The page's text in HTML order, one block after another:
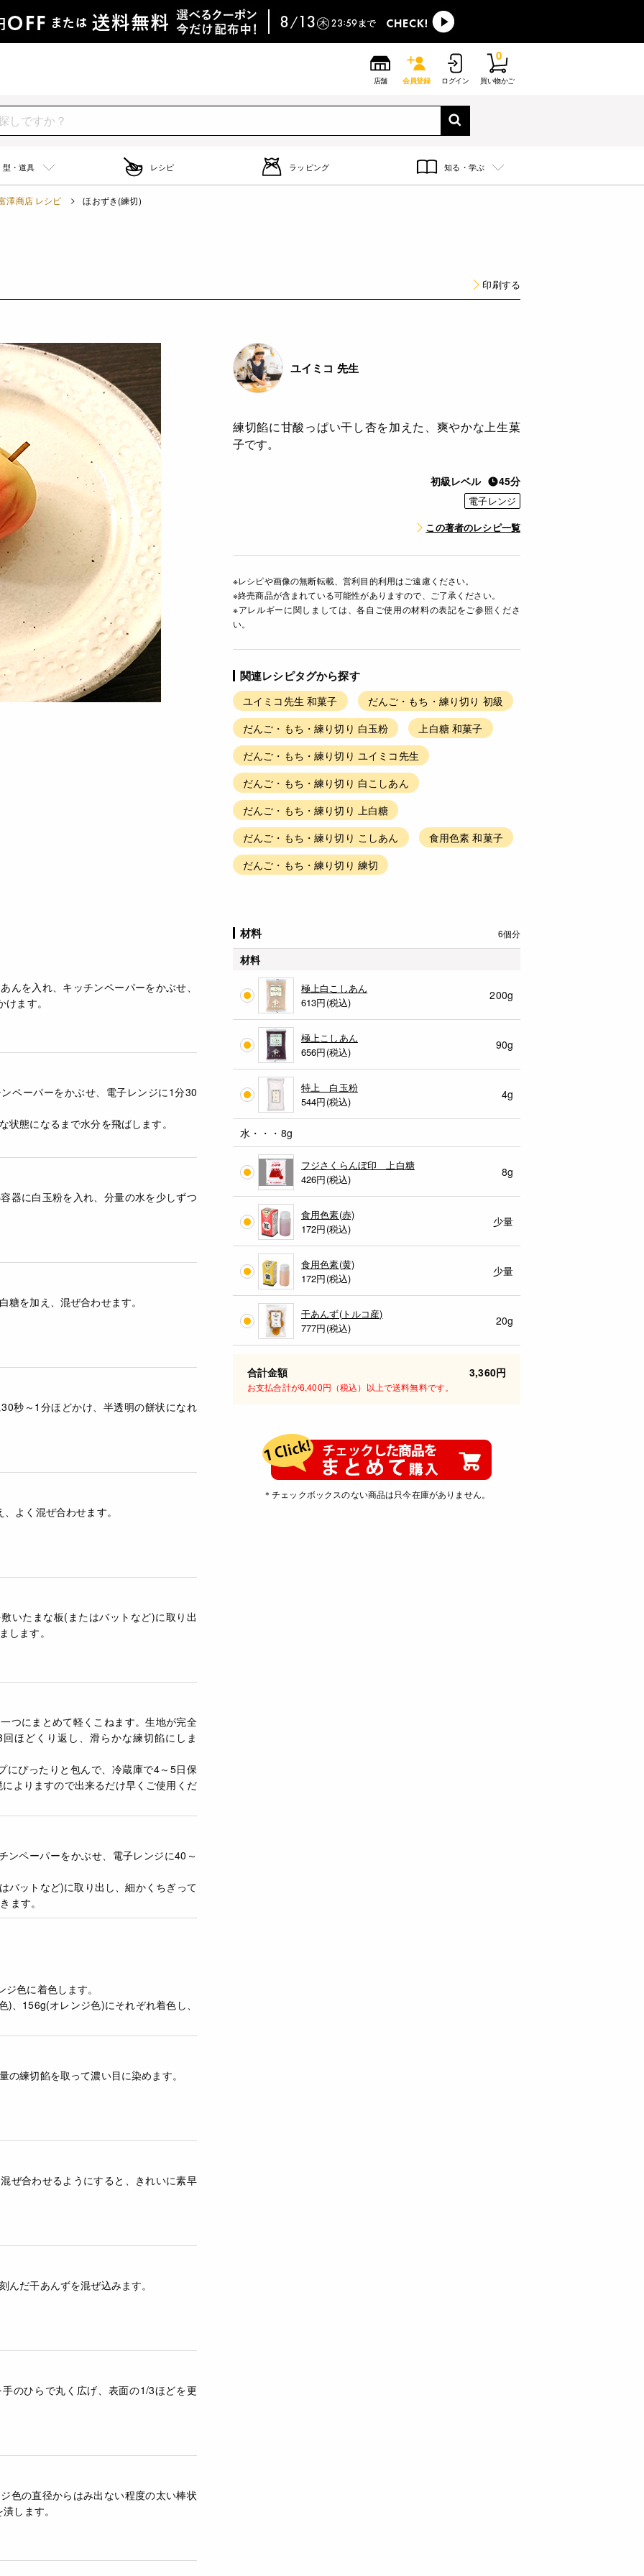
店舗 会員登録 ログイン 買い物かご
0
型・道具 レシピ ラッピング 知る・学ぶ
澤商店 レシピ ほおずき(練切)
印刷する
ユイミコ 先生
練切餡に甘酸っぱい干し杏を加えた、爽やかな上生菓
子です。
初級レベル 45分
電子レンジ
この著者のレシピ一覧
※レシピや画像の無断転載、営利目的利用はご遠慮ください。
※終売商品が含まれている可能性がありますので、ご了承ください。
※アレルギーに関しましては、各自ご使用の材料の表記をご参照くださ
い。
関連レシピタグから探す
ユイミコ先生 和菓子
だんご・もち・練り切り 初級
だんご・もち・練り切り 白玉粉
上白糖 和菓子
だんご・もち・練り切り ユイミコ先生
だんご・もち・練り切り 白こしあん
だんご・もち・練り切り 上白糖
だんご・もち・練り切り こしあん
食用色素 和菓子
だんご・もち・練り切り 練切
材料 6個分
材料
極上白こしあん
613円(税込)
200g
極上こしあん
656円(税込)
90g
特上 白玉粉
544円(税込)
4g
水・・・8g
フジさくらんぼ印 上白糖
426円(税込)
8g
食用色素(赤)
172円(税込)
少量
食用色素(黄)
172円(税込)
少量
干あんず(トルコ産)
777円(税込)
20g
合計金額 3,360円
お支払合計が6,400円（税込）以上で送料無料です。
＊チェックボックスのない商品は只今在庫がありません。
んを入れ、キッチンペーパーをかぶせ、
ます。
ペーパーをかぶせ、電子レンジに1分30
状態になるまで水分を飛ばします。
器に白玉粉を入れ、分量の水を少しずつ
糖を加え、混ぜ合わせます。
秒～1分ほどかけ、半透明の餅状になれ
よく混ぜ合わせます。
いたまな板(またはバットなど)に取り出
します。
つにまとめて軽くこねます。生地が完全
ほどくり返し、滑らかな練切餡にしま
にぴったりと包んで、冷蔵庫で4～5日保
よりますので出来るだけ早くご使用くだ
ンペーパーをかぶせ、電子レンジに40～
バットなど)に取り出し、細かくちぎって
ます。
色に着色します。
、156g(オレンジ色)にそれぞれ着色し、
の練切餡を取って濃い目に染めます。
ぜ合わせるようにすると、きれいに素早
んだ干あんずを混ぜ込みます。
のひらで丸く広げ、表面の1/3ほどを更
色の直径からはみ出ない程度の太い棒状
します。